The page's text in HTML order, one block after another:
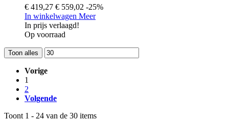
€ 419,27 € 559,02 -25%
In winkelwagen Meer
In prijs verlaagd!
Op voorraad
Toon alles
Vorige
1
2
Volgende
Toont 1 - 24 van de 30 items